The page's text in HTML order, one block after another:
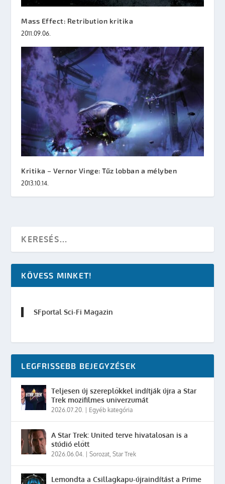
Mass Effect: Retribution kritika
2011.09.06.
Kritika – Vernor Vinge: Tűz lobban a mélyben
2013.10.14.
KÖVESS MINKET!
SFportal Sci-Fi Magazin
LEGFRISSEBB BEJEGYZÉSEK
Teljesen új szereplőkkel indítják újra a Star
Trek mozifilmes univerzumát
2026.07.20. Egyéb kategória
A Star Trek: United terve hivatalosan is a
stúdió előtt
2026.06.04. |Sorozat ,Star Trek
Lemondta a Csillagkapu-újraindítást a Prime